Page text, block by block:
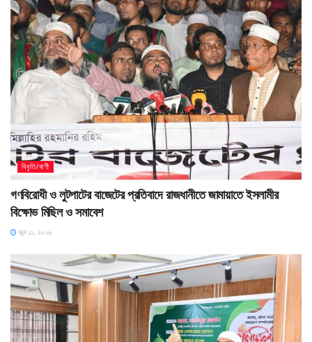
বিবৃতি/বাণী
গণবিরোধী ও লুটপাটের বাজেটের প্রতিবাদে রাজধানীতে জামায়াতে ইসলামীর
বিক্ষোভ মিছিল ও সমাবেশ
জুন ১১, ২০২৬